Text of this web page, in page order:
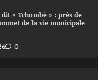
« Tchombè » : près de
de la vie municipale
0